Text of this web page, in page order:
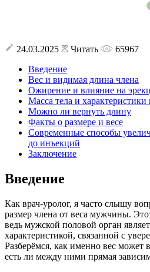
24.03.2025 Читать
65967
Введение
Вес и видимая длина члена
Ожирение и влияние на
Масса тела и характеристики
Можно ли вернуть длину
Факты о размере и весе
Современные способы
до инъекций
Заключение
Введение
Как врач-уролог, я часто слышу
размер члена от веса мужчины.
ведь мужской половой орган
характеристикой, связанной с
Разберёмся, как именно вес может
есть ли между ними прямая